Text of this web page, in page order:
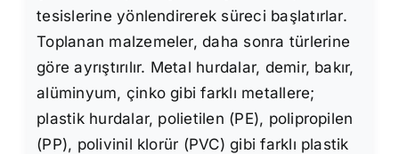
tesislerine yönlendirerek süreci başlatırlar.
Toplanan malzemeler, daha sonra türlerine
göre ayrıştırılır. Metal hurdalar, demir, bakır,
alüminyum, çinko gibi farklı metallere;
plastik hurdalar, polietilen (PE), polipropilen
(PP), polivinil klorür (PVC) gibi farklı plastik